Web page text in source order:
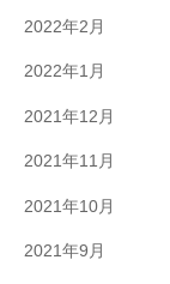
2022年2月
2022年1月
2021年12月
2021年11月
2021年10月
2021年9月